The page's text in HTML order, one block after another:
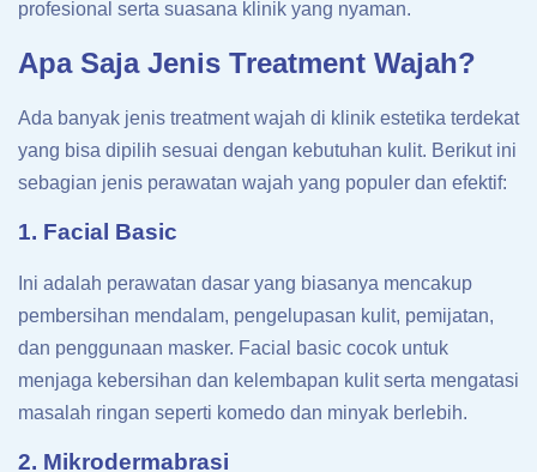
profesional serta suasana klinik yang nyaman.
Apa Saja Jenis Treatment Wajah?
Ada banyak jenis treatment wajah di klinik estetika terdekat
yang bisa dipilih sesuai dengan kebutuhan kulit. Berikut ini
sebagian jenis perawatan wajah yang populer dan efektif:
1. Facial Basic
Ini adalah perawatan dasar yang biasanya mencakup
pembersihan mendalam, pengelupasan kulit, pemijatan,
dan penggunaan masker. Facial basic cocok untuk
menjaga kebersihan dan kelembapan kulit serta mengatasi
masalah ringan seperti komedo dan minyak berlebih.
2. Mikrodermabrasi